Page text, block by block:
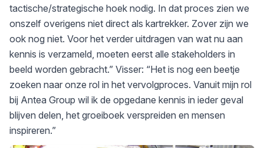
tactische/strategische hoek nodig. In dat proces zien we
onszelf overigens niet direct als kartrekker. Zover zijn we
ook nog niet. Voor het verder uitdragen van wat nu aan
kennis is verzameld, moeten eerst alle stakeholders in
beeld worden gebracht.” Visser: “Het is nog een beetje
zoeken naar onze rol in het vervolgproces. Vanuit mijn rol
bij Antea Group wil ik de opgedane kennis in ieder geval
blijven delen, het groeiboek verspreiden en mensen
inspireren.”